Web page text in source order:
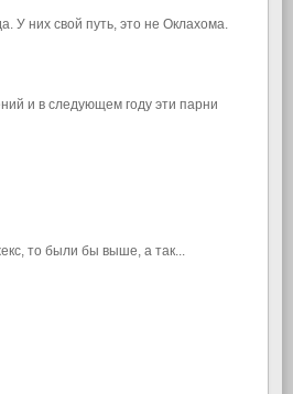
У них свой путь, это не Оклахома.
и в следующем году эти парни
то были бы выше, а так...